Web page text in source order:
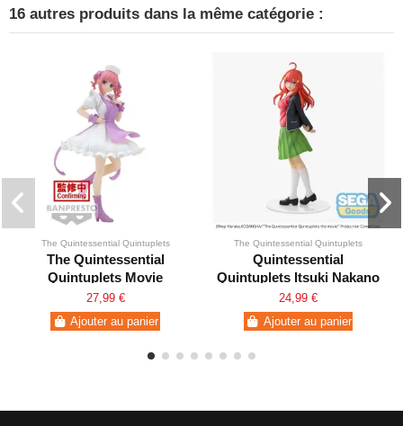
16 autres produits dans la même catégorie :
The Quintessential Quintuplets
The Quintessential
Quintuplets Movie
Kyunties Nino Nakano.
27,99 €
Ajouter au panier
The Quintessential Quintuplets
Quintessential
Quintuplets Itsuki Nakano
Last Festival
24,99 €
Ajouter au panier